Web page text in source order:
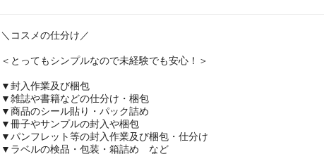
＼コスメの仕分け／
＜とってもシンプルなので未経験でも安心！＞
▼封入作業及び梱包
▼雑誌や書籍などの仕分け・梱包
▼商品のシール貼り・パック詰め
▼冊子やサンプルの封入や梱包
▼パンフレット等の封入作業及び梱包・仕分け
▼ラベルの検品・包装・箱詰め など